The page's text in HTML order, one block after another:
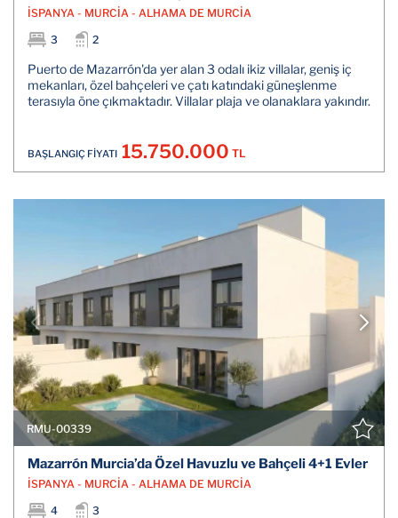
İSPANYA - MURCİA - ALHAMA DE MURCİA
3
2
Puerto de Mazarrón'da yer alan 3 odalı ikiz villalar, geniş iç
mekanları, özel bahçeleri ve çatı katındaki güneşlenme
terasıyla öne çıkmaktadır. Villalar plaja ve olanaklara yakındır.
BAŞLANGIÇ FİYATI 15.750.000 TL
RMU-00339
Mazarrón Murcia’da Özel Havuzlu ve Bahçeli 4+1 Evler
İSPANYA - MURCİA - ALHAMA DE MURCİA
4
3